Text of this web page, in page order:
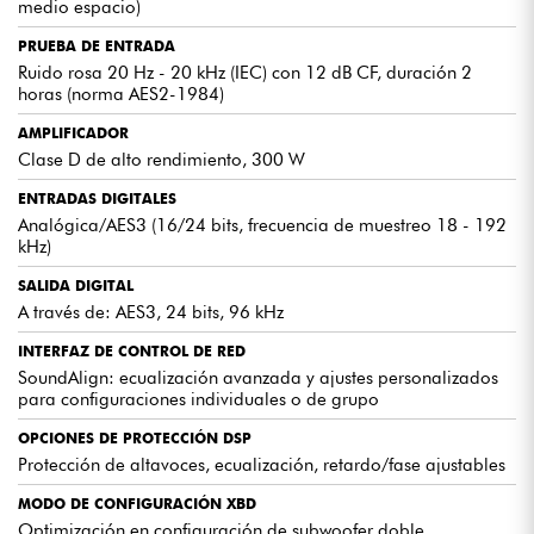
CONFIGURACIÓN MEDIANTE EL SOFTWARE SOUNDALIGN™
Los ajustes del PMC8 SUB pueden configurarse tanto en el panel
trasero como de forma remota a través del software SoundAlign™
accesible mediante un navegador, ofreciendo un control preciso y
sencillo sobre sus ajustes.
MODO XBD PARA UNA COHESIÓN ÓPTIMA
El modo DSP XBD permite una integración perfecta del PMC8 SUB
con otros altavoces PMC6, ofreciendo una experiencia de sonido
coherente y consistente ideal para sistemas multicanal e inmersivos.
DISEÑO COMPACTO Y AUTÓNOMO
El PMC8 SUB está diseñado para ser autónomo y compacto, ideal
para su uso en sistemas multicanal donde el espacio es limitado sin
comprometer el rendimiento de audio.
GRAVES PROFUNDOS Y POTENTES
medio espacio)
PRUEBA DE ENTRADA
Ruido rosa 20 Hz - 20 kHz (IEC) con 12 dB CF, duración 2
horas (norma AES2-1984)
AMPLIFICADOR
Clase D de alto rendimiento, 300 W
ENTRADAS DIGITALES
Analógica/AES3 (16/24 bits, frecuencia de muestreo 18 - 192
kHz)
SALIDA DIGITAL
A través de: AES3, 24 bits, 96 kHz
INTERFAZ DE CONTROL DE RED
SoundAlign: ecualización avanzada y ajustes personalizados
para configuraciones individuales o de grupo
OPCIONES DE PROTECCIÓN DSP
Protección de altavoces, ecualización, retardo/fase ajustables
MODO DE CONFIGURACIÓN XBD